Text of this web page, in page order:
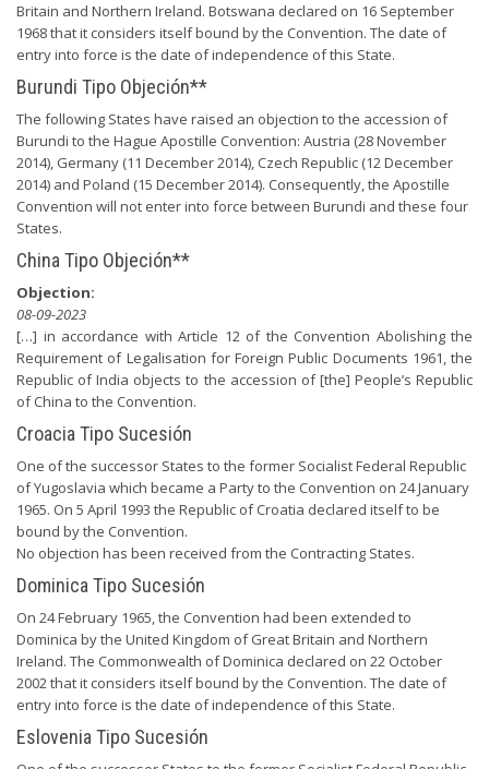
Britain and Northern Ireland. Botswana declared on 16 September
1968 that it considers itself bound by the Convention. The date of
entry into force is the date of independence of this State.
Burundi Tipo Objeción**
The following States have raised an objection to the accession of
Burundi to the Hague Apostille Convention: Austria (28 November
2014), Germany (11 December 2014), Czech Republic (12 December
2014) and Poland (15 December 2014). Consequently, the Apostille
Convention will not enter into force between Burundi and these four
States.
China Tipo Objeción**
Objection:
08-09-2023
[…] in accordance with Article 12 of the Convention Abolishing the
Requirement of Legalisation for Foreign Public Documents 1961, the
Republic of India objects to the accession of [the] People’s Republic
of China to the Convention.
Croacia Tipo Sucesión
One of the successor States to the former Socialist Federal Republic
of Yugoslavia which became a Party to the Convention on 24 January
1965. On 5 April 1993 the Republic of Croatia declared itself to be
bound by the Convention.
No objection has been received from the Contracting States.
Dominica Tipo Sucesión
On 24 February 1965, the Convention had been extended to
Dominica by the United Kingdom of Great Britain and Northern
Ireland. The Commonwealth of Dominica declared on 22 October
2002 that it considers itself bound by the Convention. The date of
entry into force is the date of independence of this State.
Eslovenia Tipo Sucesión